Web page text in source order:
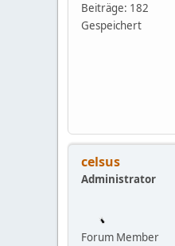
Beiträge: 182
Gespeichert
celsus
Administrator
Forum Member